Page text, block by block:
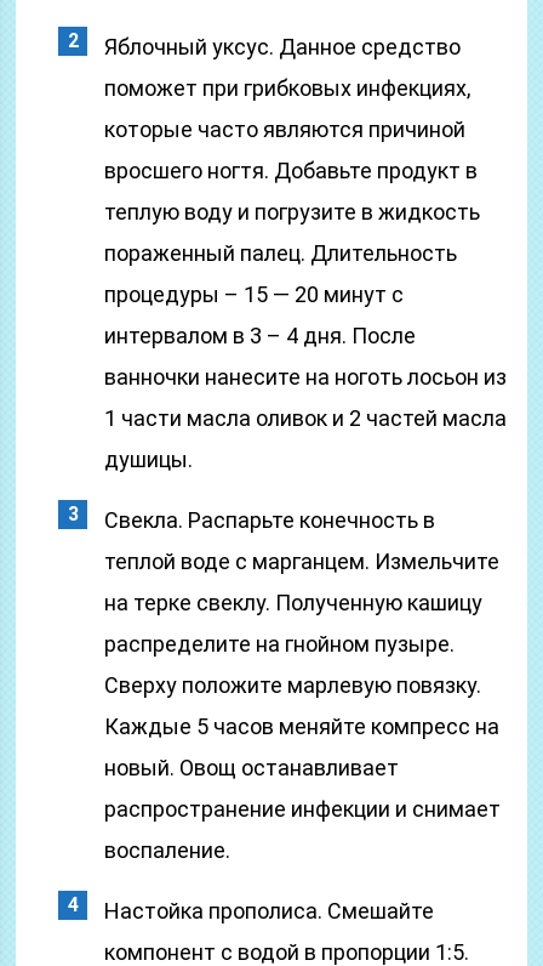
Яблочный уксус. Данное средство
поможет при грибковых инфекциях,
которые часто являются причиной
вросшего ногтя. Добавьте продукт в
теплую воду и погрузите в жидкость
пораженный палец. Длительность
процедуры – 15 — 20 минут с
интервалом в 3 – 4 дня. После
ванночки нанесите на ноготь лосьон из
1 части масла оливок и 2 частей масла
душицы.
Свекла. Распарьте конечность в
теплой воде с марганцем. Измельчите
на терке свеклу. Полученную кашицу
распределите на гнойном пузыре.
Сверху положите марлевую повязку.
Каждые 5 часов меняйте компресс на
новый. Овощ останавливает
распространение инфекции и снимает
воспаление.
Настойка прополиса. Смешайте
компонент с водой в пропорции 1:5.